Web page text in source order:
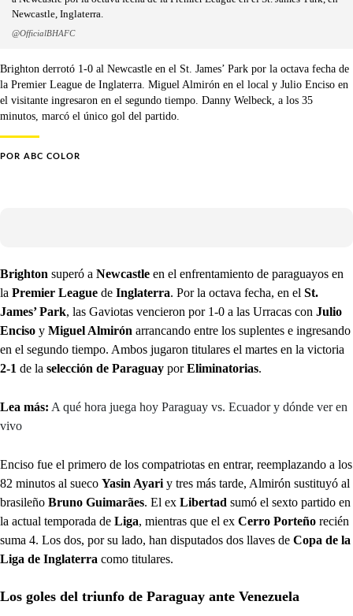
Newcastle, Inglaterra.
@OfficialBHAFC
Brighton derrotó 1-0 al Newcastle en el St. James’ Park por la octava fecha de
la Premier League de Inglaterra. Miguel Almirón en el local y Julio Enciso en
el visitante ingresaron en el segundo tiempo. Danny Welbeck, a los 35
minutos, marcó el único gol del partido.
POR ABC COLOR
Brighton superó a Newcastle en el enfrentamiento de paraguayos en
la Premier League de Inglaterra. Por la octava fecha, en el St.
James’ Park, las Gaviotas vencieron por 1-0 a las Urracas con Julio
Enciso y Miguel Almirón arrancando entre los suplentes e ingresando
en el segundo tiempo. Ambos jugaron titulares el martes en la victoria
2-1 de la selección de Paraguay porEliminatorias.
Lea más: A qué hora juega hoy Paraguay vs. Ecuador y dónde ver en
vivo
Enciso fue el primero de los compatriotas en entrar, reemplazando a los
82 minutos al sueco Yasin Ayari y tres más tarde, Almirón sustituyó al
brasileño Bruno Guimarães. El ex Libertad sumó el sexto partido en
la actual temporada de Liga, mientras que el ex Cerro Porteño recién
suma 4. Los dos, por su lado, han disputados dos llaves de Copa de la
Liga de Inglaterra como titulares.
Los goles del triunfo de Paraguay ante Venezuela